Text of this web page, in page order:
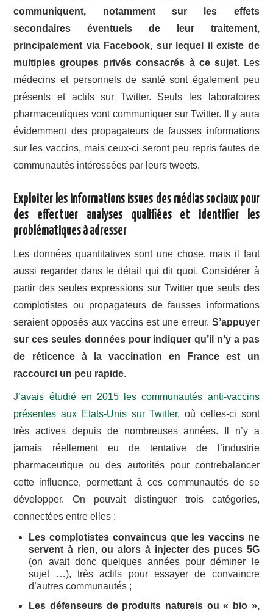
communiquent, notamment sur les effets
secondaires éventuels de leur traitement,
principalement via Facebook, sur lequel il existe de
multiples groupes privés consacrés à ce sujet. Les
médecins et personnels de santé sont également peu
présents et actifs sur Twitter. Seuls les laboratoires
pharmaceutiques vont communiquer sur Twitter. Il y aura
évidemment des propagateurs de fausses informations
sur les vaccins, mais ceux-ci seront peu repris fautes de
communautés intéressées par leurs tweets.
Exploiter les informations issues des médias sociaux pour
des effectuer analyses qualifiées et identifier les
problématiques à adresser
Les données quantitatives sont une chose, mais il faut
aussi regarder dans le détail qui dit quoi. Considérer à
partir des seules expressions sur Twitter que seuls des
complotistes ou propagateurs de fausses informations
seraient opposés aux vaccins est une erreur. S’appuyer
sur ces seules données pour indiquer qu’il n’y a pas
de réticence à la vaccination en France est un
raccourci un peu rapide.
J’avais étudié en 2015 les communautés anti-vaccins
présentes aux Etats-Unis sur Twitter, où celles-ci sont
très actives depuis de nombreuses années. Il n’y a
jamais réellement eu de tentative de l’industrie
pharmaceutique ou des autorités pour contrebalancer
cette influence, permettant à ces communautés de se
développer. On pouvait distinguer trois catégories,
connectées entre elles :
Les complotistes convaincus que les vaccins ne
servent à rien, ou alors à injecter des puces 5G
(on avait donc quelques années pour déminer le
sujet …), très actifs pour essayer de convaincre
d’autres communautés ;
Les défenseurs de produits naturels ou « bio »,